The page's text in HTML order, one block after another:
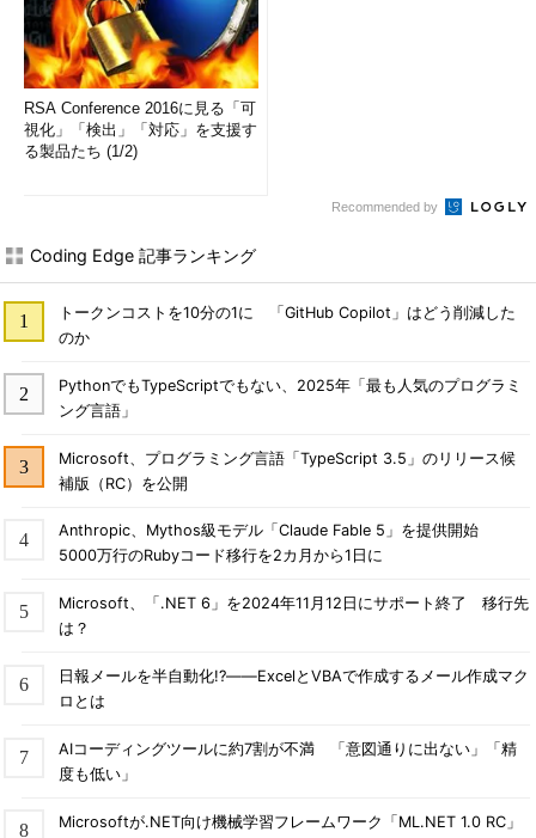
RSA Conference 2016に見る「可
視化」「検出」「対応」を支援す
る製品たち (1/2)
Recommended by
Coding Edge 記事ランキング
トークンコストを10分の1に 「GitHub Copilot」はどう削減した
のか
PythonでもTypeScriptでもない、2025年「最も人気のプログラミ
ング言語」
Microsoft、プログラミング言語「TypeScript 3.5」のリリース候
補版（RC）を公開
Anthropic、Mythos級モデル「Claude Fable 5」を提供開始
5000万行のRubyコード移行を2カ月から1日に
Microsoft、「.NET 6」を2024年11月12日にサポート終了 移行先
は？
日報メールを半自動化!?――ExcelとVBAで作成するメール作成マク
ロとは
AIコーディングツールに約7割が不満 「意図通りに出ない」「精
度も低い」
Microsoftが.NET向け機械学習フレームワーク「ML.NET 1.0 RC」